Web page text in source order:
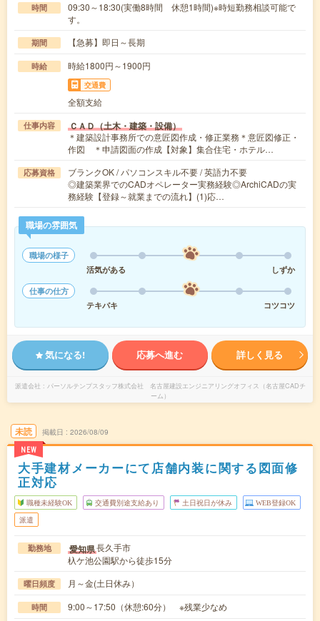
時間
09:30～18:30(実働8時間 休憩1時間)※時短勤務相談可能で
す。
期間 【急募】即日～長期
時給 時給1800円～1900円
交通費
全額支給
仕事内容 ＣＡＤ（土木・建築・設備）
＊建築設計事務所での意匠図作成・修正業務＊意匠図修正・
作図 ＊申請図面の作成【対象】集合住宅・ホテル…
応募資格
ブランクOK / パソコンスキル不要 / 英語力不要
◎建築業界でのCADオペレーター実務経験◎ArchiCADの実
務経験【登録～就業までの流れ】(1)応…
職場の雰囲気
職場の様子
活気がある
しずか
仕事の仕方
テキパキ
コツコツ
気になる! 応募へ進む 詳しく見る
派遣会社
パーソルテンプスタッフ株式会社 名古屋建設エンジニアリングオフィス（名古屋CADチ
ーム）
未読
NEW
掲載日 2026/08/09
大手建材メーカーにて店舗内装に関する図面修
正対応
職種未経験OK 交通費別途支給あり 土日祝日が休み WEB登録OK
派遣
勤務地 愛知県長久手市
杁ケ池公園駅から徒歩15分
曜日頻度 月～金(土日休み）
時間 9:00～17:50（休憩:60分） ※残業少なめ